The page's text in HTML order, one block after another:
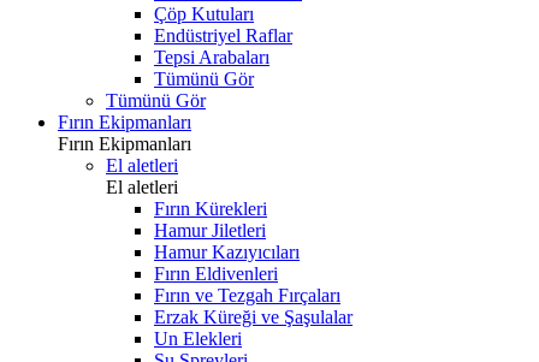
Çöp Kutuları
Endüstriyel Raflar
Tepsi Arabaları
Tümünü Gör
Tümünü Gör
Fırın Ekipmanları
Fırın Ekipmanları
El aletleri
El aletleri
Fırın Kürekleri
Hamur Jiletleri
Hamur Kazıyıcıları
Fırın Eldivenleri
Fırın ve Tezgah Fırçaları
Erzak Küreği ve Şaşulalar
Un Elekleri